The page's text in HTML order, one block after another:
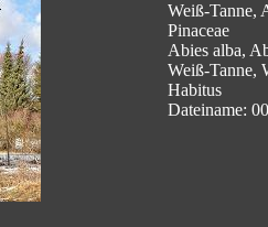
Weiß-Tanne,
Pinaceae
Abies alba,
Weiß-Tanne,
Habitus
Dateiname: